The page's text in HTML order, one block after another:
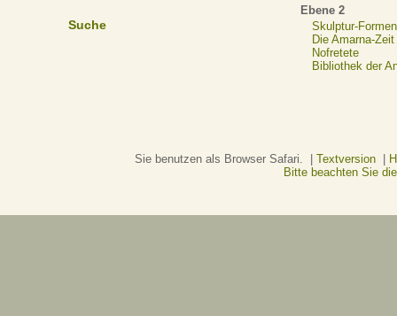
Suche
Ebene 2
Skulptur-Formen
Die Amarna-Zeit
Nofretete
Bibliothek der
Sie benutzen als Browser Safari. | Textversion|
Bitte beachten Sie